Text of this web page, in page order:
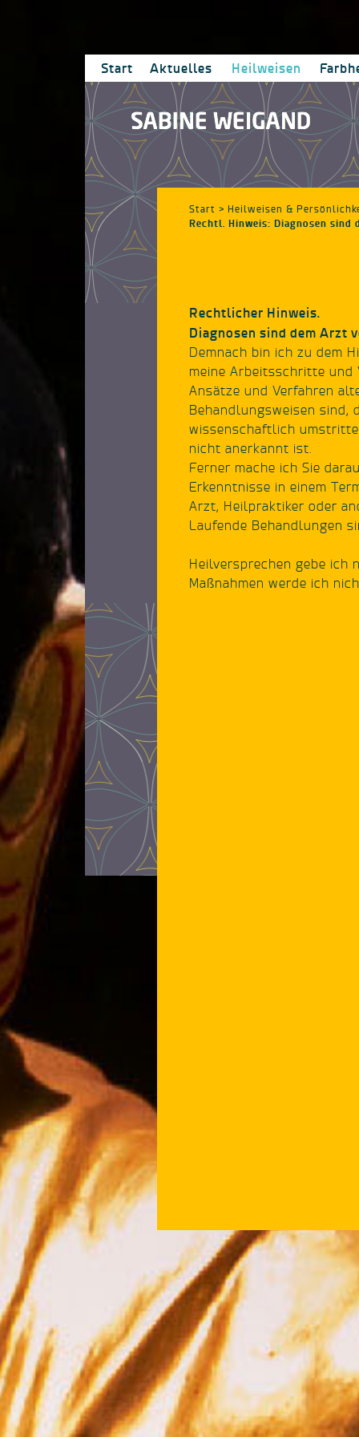
Start Aktuelles
Rechtlicher Hinweis.
Diagnosen sind dem Arzt
Demnach bin ich zu dem
meine Arbeitsschritte und
Ansätze und Verfahren
Behandlungsweisen sind,
wissenschaftlich
nicht anerkannt ist.
Ferner mache ich Sie
Erkenntnisse in einem
Arzt, Heilpraktiker oder
Laufende Behandlungen
Heilversprechen gebe ich
Maßnahmen werde ich
Start > Heilweisen &
Rechtl. Hinweis: Diagnosen sind
Heilweisen